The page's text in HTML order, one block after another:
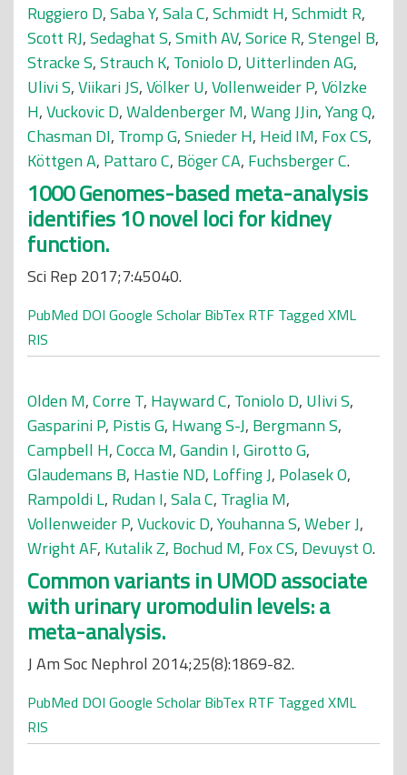
Ruggiero D,Saba Y,Sala C,Schmidt H,Schmidt R,
Scott RJ,Sedaghat S,Smith AV,Sorice R,Stengel B,
Stracke S,Strauch K, Toniolo D, Uitterlinden AG,
Ulivi S,Viikari JS,Völker U,Vollenweider P,Völzke
H,Vuckovic D,Waldenberger M,Wang JJin,Yang Q,
Chasman DI, Tromp G,Snieder H, Heid IM, Fox CS,
Köttgen A, Pattaro C, Böger CA, Fuchsberger C.
1000 Genomes-based meta-analysis
identifies 10 novel loci for kidney
function.
Sci Rep 2017;7:45040.
PubMed DOI Google Scholar BibTex RTF Tagged XML
RIS
Olden M,Corre T, Hayward C, Toniolo D, Ulivi S,
Gasparini P, Pistis G, Hwang S-J, Bergmann S,
Campbell H,Cocca M,Gandin I,Girotto G,
Glaudemans B, Hastie ND, Loffing J, Polasek O,
Rampoldi L, Rudan I,Sala C, Traglia M,
Vollenweider P,Vuckovic D,Youhanna S,Weber J,
Wright AF, Kutalik Z, Bochud M, Fox CS, Devuyst O.
Common variants in UMOD associate
with urinary uromodulin levels: a
meta-analysis.
J Am Soc Nephrol 2014;25(8):1869-82.
PubMed DOI Google Scholar BibTex RTF Tagged XML
RIS